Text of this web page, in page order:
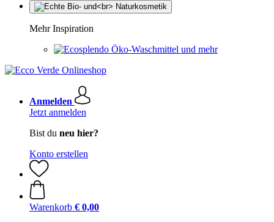
Mehr Inspiration
Öko-Waschmittel und mehr
Anmelden
Jetzt anmelden
Bist du neu hier?
Konto erstellen
Warenkorb € 0,00